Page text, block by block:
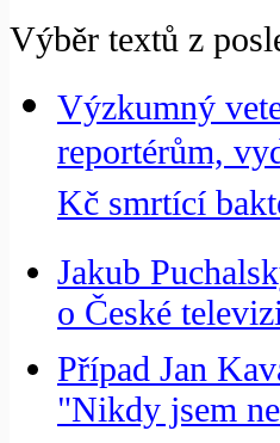
Výběr textů z
Výzkumný
reportérům,
Kč smrtící
Jakub
o České
Případ Jan
"Nikdy jsem